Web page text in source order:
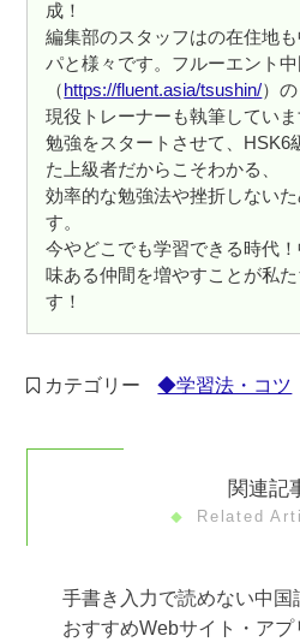
成！
編集部のスタッフはの在住地
パと様々です。フルーエント
（https://fluent.asia/tsushin/）の
現役トレーナーも執筆してい
勉強をスタートさせて、HSK6
た上級者だからこそわかる、
効率的な勉強法や挫折しない
す。
今やどこでも学習できる時代
味ある仲間を増やすことが私
す！
カテゴリー ◆学習法・コツ
関連記
Related
手書き入力で読めない中
おすすめWebサイト・アプ